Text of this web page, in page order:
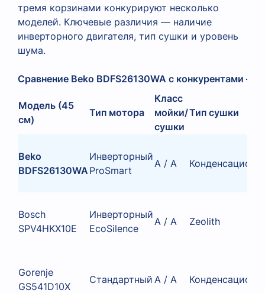
тремя корзинами конкурируют несколько
моделей. Ключевые различия — наличие
инверторного двигателя, тип сушки и уровень
шума.
Сравнение Beko BDFS26130WA с конкурентами
Модель (45
см)
Тип мотора
Класс
мойки/
сушки
Тип сушки
Beko
BDFS26130WA
Инверторный
ProSmart
A / A
Bosch
SPV4HKX10E
Инверторный
EcoSilence
A / A Zeolith
Gorenje
GS541D10X
Стандартный A / A